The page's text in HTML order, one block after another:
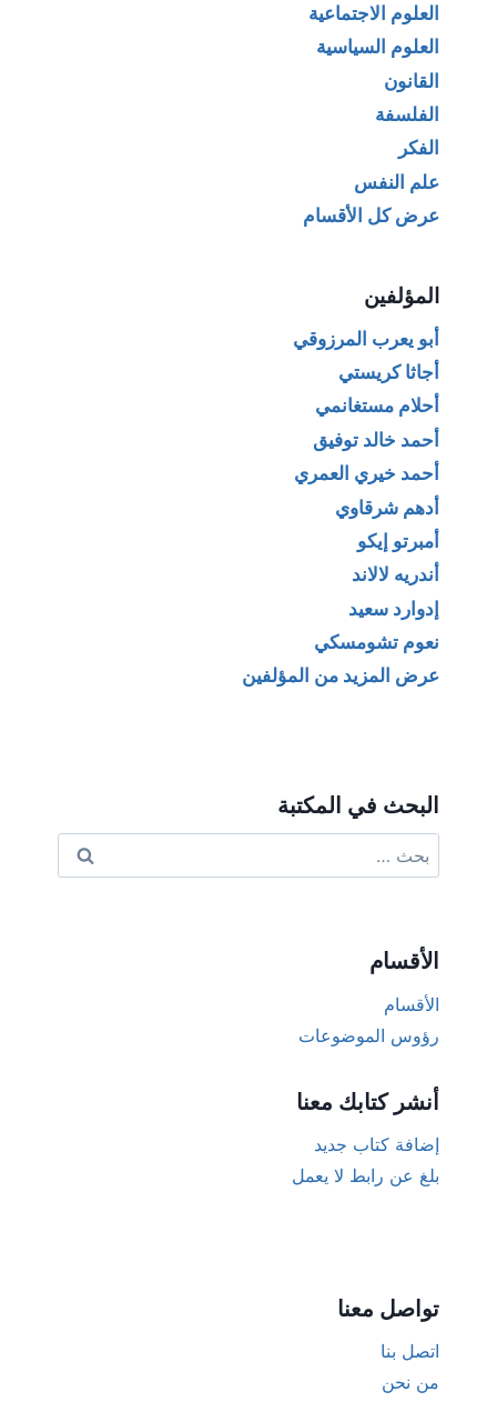
العلوم الاجتماعية
العلوم السياسية
القانون
الفلسفة
الفكر
علم النفس
عرض كل الأقسام
المؤلفين
أبو يعرب المرزوقي
أجاثا كريستي
أحلام مستغانمي
أحمد خالد توفيق
أحمد خيري العمري
أدهم شرقاوي
أمبرتو إيكو
أندريه لالاند
إدوارد سعيد
نعوم تشومسكي
عرض المزيد من المؤلفين
البحث في المكتبة
عن:
الأقسام
الأقسام
رؤوس الموضوعات
أنشر كتابك معنا
إضافة كتاب جديد
بلغ عن رابط لا يعمل
تواصل معنا
اتصل بنا
من نحن